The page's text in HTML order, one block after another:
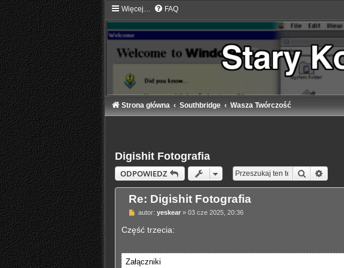
Więcej… FAQ
Strona główna Southbridge Wasza Twórczość
Digishit Fotografia
ODPOWIEDZ Szukaj
Re: Digishit Fotografia
P
s
t
autor: yeskear» 03 cze 2025, 20:36
Część trzecia:
Załączniki